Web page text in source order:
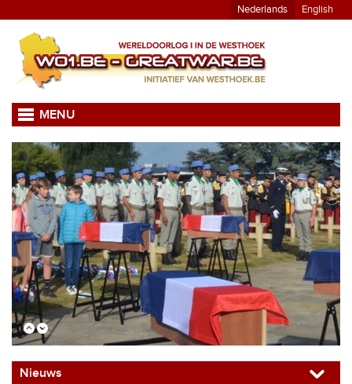
Nederlands English
MENU
Nieuws